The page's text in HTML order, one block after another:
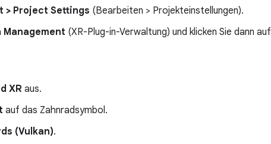
> Project Settings (Bearbeiten > Projekteinstellungen).
Management (XR-Plug-in-Verwaltung) und klicken Sie dann auf
XR aus.
auf das Zahnradsymbol.
(Vulkan).